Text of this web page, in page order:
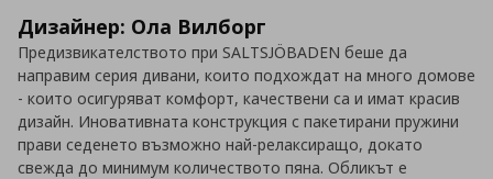
Дизайнер: Ола Вилборг
Предизвикателството при SALTSJÖBADEN беше да
направим серия дивани, които подхождат на много домове
- които осигуряват комфорт, качествени са и имат красив
дизайн. Иновативната конструкция с пакетирани пружини
прави седенето възможно най-релаксиращо, докато
свежда до минимум количеството пяна. Обликът е